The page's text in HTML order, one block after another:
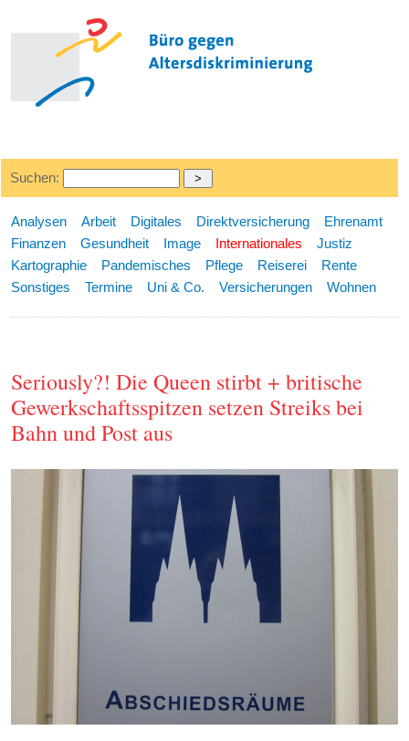
Suchen:
Analysen Arbeit Digitales Direktversicherung
Ehrenamt
Finanzen
Gesundheit Image Internationales
Justiz
Kartographie
Pandemisches Pflege Reiserei
Rente
Sonstiges
Termine Uni & Co. Versicherungen Wohnen
Seriously?! Die Queen stirbt + britische
Gewerkschaftsspitzen setzen Streiks bei
Bahn und Post aus